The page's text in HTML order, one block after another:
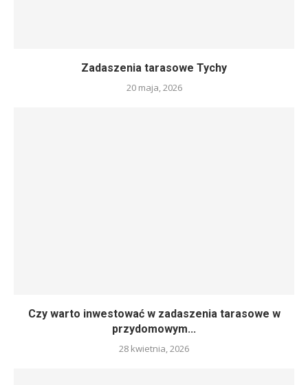
Zadaszenia tarasowe Tychy
20 maja, 2026
Czy warto inwestować w zadaszenia tarasowe w
przydomowym...
28 kwietnia, 2026